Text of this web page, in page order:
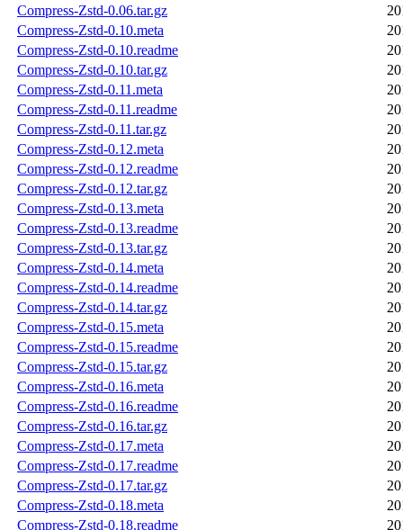
Compress-Zstd-0.06.tar.gz
Compress-Zstd-0.10.meta
Compress-Zstd-0.10.readme
Compress-Zstd-0.10.tar.gz
Compress-Zstd-0.11.meta
Compress-Zstd-0.11.readme
Compress-Zstd-0.11.tar.gz
Compress-Zstd-0.12.meta
Compress-Zstd-0.12.readme
Compress-Zstd-0.12.tar.gz
Compress-Zstd-0.13.meta
Compress-Zstd-0.13.readme
Compress-Zstd-0.13.tar.gz
Compress-Zstd-0.14.meta
Compress-Zstd-0.14.readme
Compress-Zstd-0.14.tar.gz
Compress-Zstd-0.15.meta
Compress-Zstd-0.15.readme
Compress-Zstd-0.15.tar.gz
Compress-Zstd-0.16.meta
Compress-Zstd-0.16.readme
Compress-Zstd-0.16.tar.gz
Compress-Zstd-0.17.meta
Compress-Zstd-0.17.readme
Compress-Zstd-0.17.tar.gz
Compress-Zstd-0.18.meta
Compress-Zstd-0.18.readme